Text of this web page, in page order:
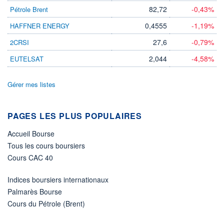
Pétrole Brent 82,72 -0,43%
HAFFNER ENERGY 0,4555 -1,19%
2CRSI 27,6 -0,79%
EUTELSAT 2,044 -4,58%
Gérer mes listes
PAGES LES PLUS POPULAIRES
Accueil Bourse
Tous les cours boursiers
Cours CAC 40
Indices boursiers internationaux
Palmarès Bourse
Cours du Pétrole (Brent)